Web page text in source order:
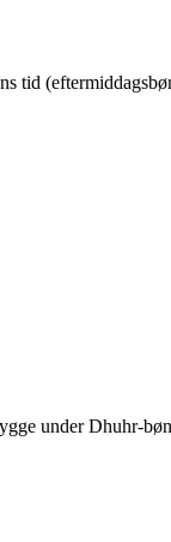
tid
under Dhuhr-